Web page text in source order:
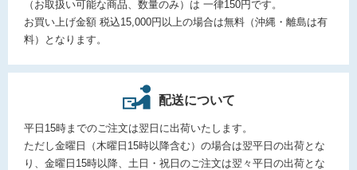
（お取扱い可能な商品、数量のみ）は 一律150円です。
お買い上げ金額 税込15,000円以上の場合は無料（沖縄・離島は有
料）となります。
配送について
平日15時までのご注文は翌日に出荷いたします。
ただし金曜日（木曜日15時以降含む）の場合は翌平日の出荷とな
り、金曜日15時以降、土日・祝日のご注文は翌々平日の出荷とな